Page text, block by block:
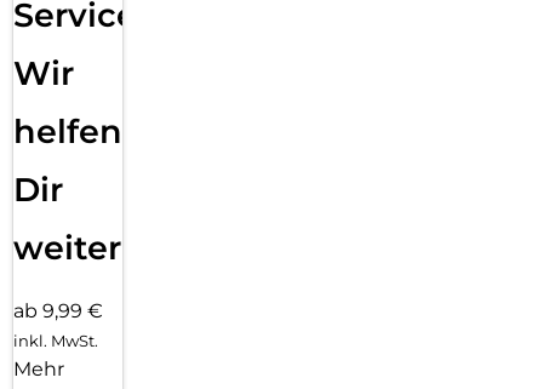
Service:
Wir
helfen
Dir
weiter
ab 9,99 €
inkl. MwSt.
Mehr